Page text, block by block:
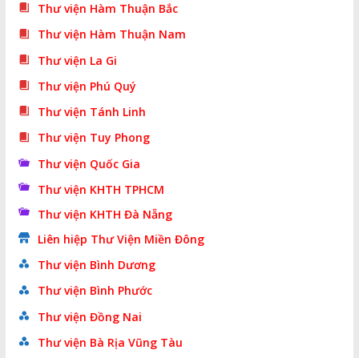
Thư viện Hàm Thuận Bắc
Thư viện Hàm Thuận Nam
Thư viện La Gi
Thư viện Phú Quý
Thư viện Tánh Linh
Thư viện Tuy Phong
Thư viện Quốc Gia
Thư viện KHTH TPHCM
Thư viện KHTH Đà Nẵng
Liên hiệp Thư Viện Miền Đông
Thư viện Bình Dương
Thư viện Bình Phước
Thư viện Đồng Nai
Thư viện Bà Rịa Vũng Tàu